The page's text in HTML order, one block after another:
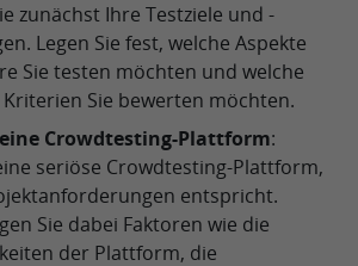
zunächst Ihre Testziele und -
Legen Sie fest, welche Aspekte
Sie testen möchten und welche
Sie bewerten möchten.
Crowdtesting-Plattform:
seriöse Crowdtesting-Plattform,
entspricht.
Sie dabei Faktoren wie die
der Plattform, die